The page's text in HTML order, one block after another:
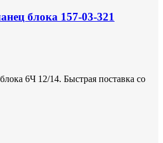
блока 157-03-321
6Ч 12/14. Быстрая поставка со